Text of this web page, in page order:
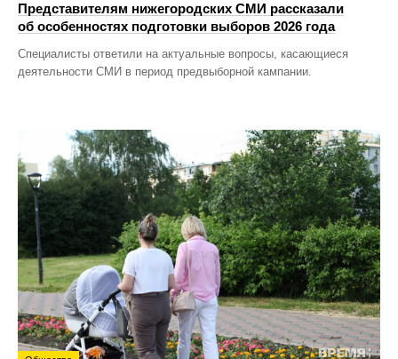
Представителям нижегородских СМИ рассказали
об особенностях подготовки выборов 2026 года
Специалисты ответили на актуальные вопросы, касающиеся
деятельности СМИ в период предвыборной кампании.